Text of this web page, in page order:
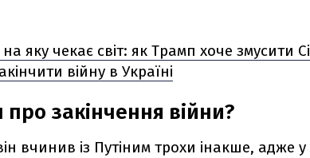
на яку чекає світ: як Трамп хоче змусити Сі
війну в Україні
закінчення війни?
вчинив із Путіним трохи інакше, адже у